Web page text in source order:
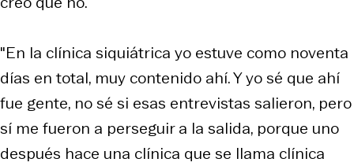
"En la clínica siquiátrica yo estuve como noventa
días en total, muy contenido ahí. Y yo sé que ahí
fue gente, no sé si esas entrevistas salieron, pero
sí me fueron a perseguir a la salida, porque uno
después hace una clínica que se llama clínica